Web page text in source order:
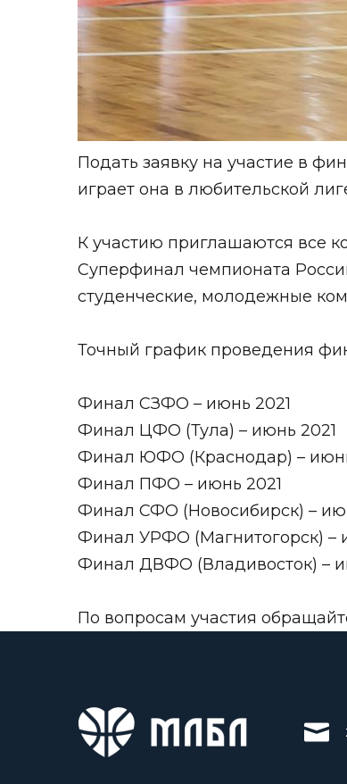
Подать заявку на участие в
играет она в любительской
К участию приглашаются все
Суперфинал чемпионата
студенческие, молодежные
Точный график проведения
Финал СЗФО – июнь 2021
Финал ЦФО (Тула) – июнь 2021
Финал ЮФО (Краснодар) –
Финал ПФО – июнь 2021
Финал СФО (Новосибирск) –
Финал УРФО (Магнитогорск) –
Финал ДВФО (Владивосток) –
По вопросам участия